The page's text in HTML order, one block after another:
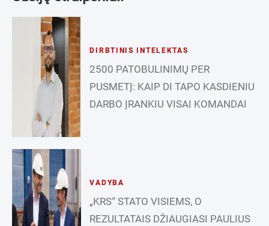
DIRBTINIS INTELEKTAS
2500 PATOBULINIMŲ PER
PUSMETĮ: KAIP DI TAPO KASDIENIU
DARBO ĮRANKIU VISAI KOMANDAI
VADYBA
„KRS“ STATO VISIEMS, O
REZULTATAIS DŽIAUGIASI PAULIUS